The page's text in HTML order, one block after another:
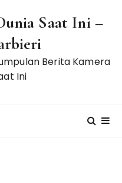
Saat Ini –
Berita Kamera
Ini